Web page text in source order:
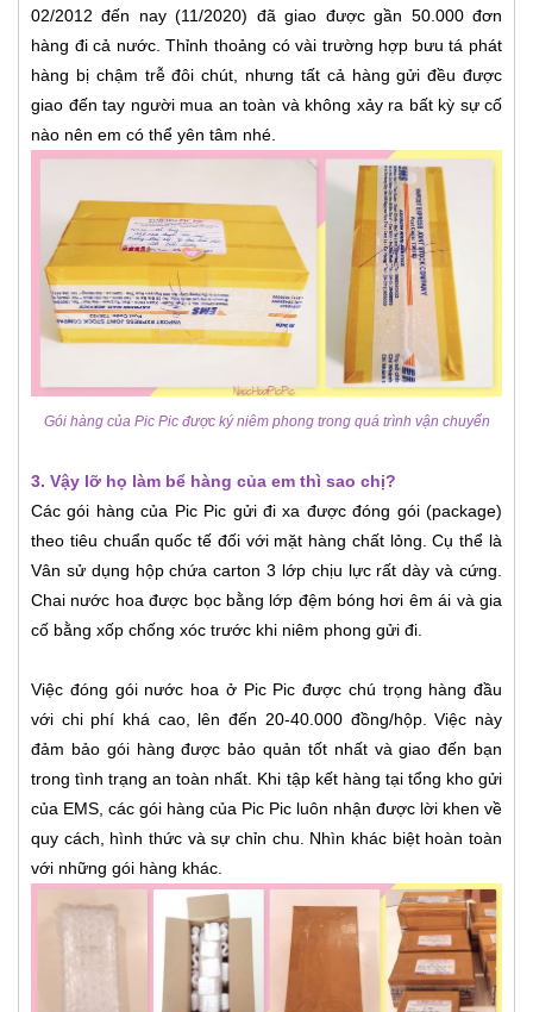
02/2012 đến nay (11/2020) đã giao được gần 50.000 đơn
hàng đi cả nước. Thỉnh thoảng có vài trường hợp bưu tá phát
hàng bị chậm trễ đôi chút, nhưng tất cả hàng gửi đều được
giao đến tay người mua an toàn và không xảy ra bất kỳ sự cố
nào nên em có thể yên tâm nhé.
Gói hàng của Pic Pic được ký niêm phong trong quá trình vận chuyển
3. Vậy lỡ họ làm bể hàng của em thì sao chị?
Các gói hàng của Pic Pic gửi đi xa được đóng gói (package)
theo tiêu chuẩn quốc tế đối với mặt hàng chất lỏng. Cụ thể là
Vân sử dụng hộp chứa carton 3 lớp chịu lực rất dày và cứng.
Chai nước hoa được bọc bằng lớp đệm bóng hơi êm ái và gia
cố bằng xốp chống xóc trước khi niêm phong gửi đi.
Việc đóng gói nước hoa ở Pic Pic được chú trọng hàng đầu
với chi phí khá cao, lên đến 20-40.000 đồng/hộp. Việc này
đảm bảo gói hàng được bảo quản tốt nhất và giao đến bạn
trong tình trạng an toàn nhất. Khi tập kết hàng tại tổng kho gửi
của EMS, các gói hàng của Pic Pic luôn nhận được lời khen về
quy cách, hình thức và sự chỉn chu. Nhìn khác biệt hoàn toàn
với những gói hàng khác.